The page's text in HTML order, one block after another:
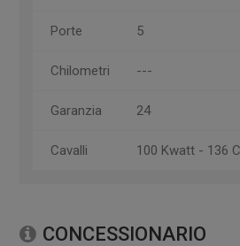
Porte 5
Chilometri ---
Garanzia 24
Cavalli 100 Kwatt - 136
CONCESSIONARIO